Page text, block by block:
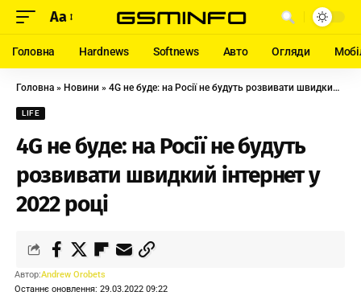
Aa
Головна Hardnews Softnews Авто Огляди
Головна » Новини » 4G не буде: на Росії не будуть розвивати швидкий інтернет у 2022 році
LIFE
4G не буде: на Росії не будуть
розвивати швидкий інтернет у
2022 році
Останнє оновлення: 29.03.2022 09:22
Автор:Andrew Orobets